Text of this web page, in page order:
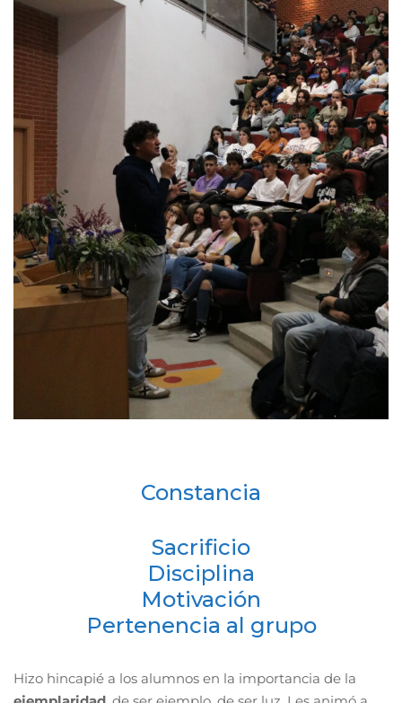
Constancia
Sacrificio
Disciplina
Motivación
Pertenencia al grupo
Hizo hincapié a los alumnos en la importancia de la